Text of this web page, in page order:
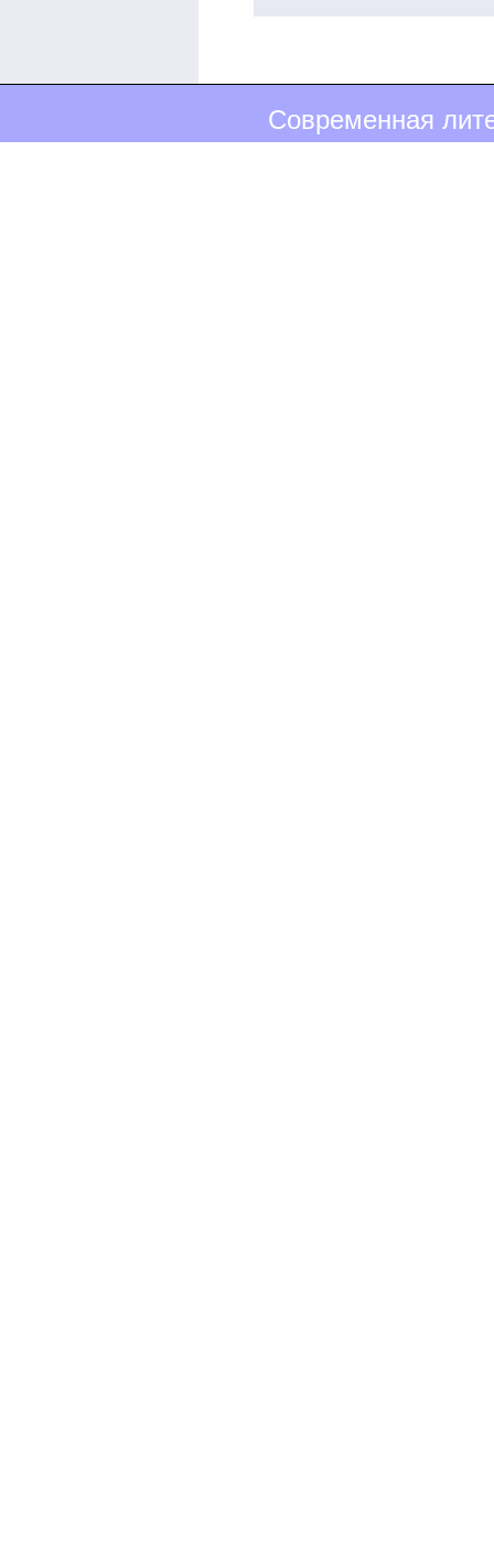
Современная